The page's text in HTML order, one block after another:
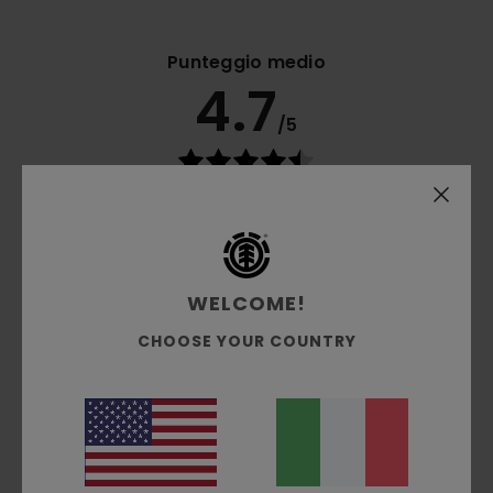
Punteggio medio
4.7/5
Comfort
Taglia
Troppo piccoloTroppo grande
WELCOME!
CHOOSE YOUR COUNTRY